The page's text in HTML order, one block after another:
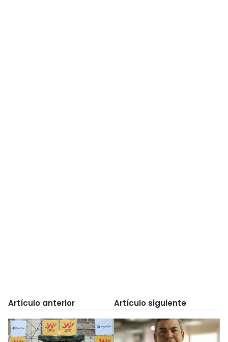
Artículo anterior Artículo siguiente